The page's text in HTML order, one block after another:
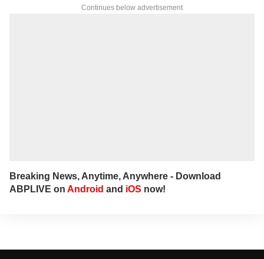
Continues below advertisement
Breaking News, Anytime, Anywhere - Download
ABPLIVE on Android and iOS now!